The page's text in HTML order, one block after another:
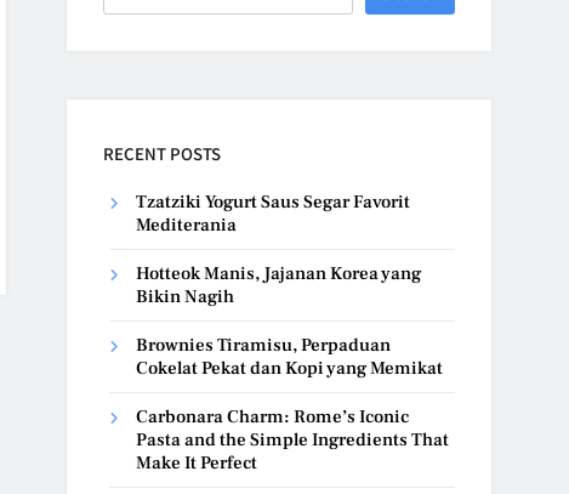
RECENT POSTS
Tzatziki Yogurt Saus Segar Favorit
Mediterania
Hotteok Manis, Jajanan Korea yang
Bikin Nagih
Brownies Tiramisu, Perpaduan
Cokelat Pekat dan Kopi yang Memikat
Carbonara Charm: Rome’s Iconic
Pasta and the Simple Ingredients That
Make It Perfect